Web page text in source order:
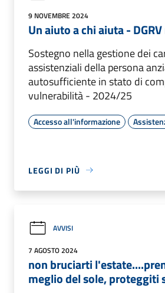
9 NOVEMBRE 2024
Un aiuto a chi aiuta -
Sostegno nella gestione dei
assistenziali della persona
autosufficiente in stato di
vulnerabilità - 2024/25
Accesso all'informazione
LEGGI DI PIÙ
AVVISI
7 AGOSTO 2024
non bruciarti
meglio del sole, proteggiti